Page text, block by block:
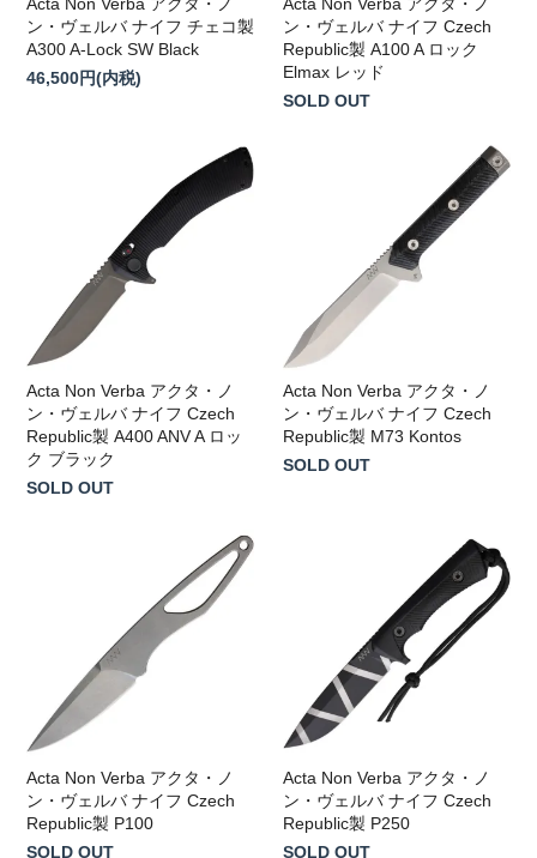
ン・ヴェルバ ナイフ チェコ製
A300 A-Lock SW Black
46,500円(内税)
ン・ヴェルバ ナイフ Czech
Republic製 A100 A ロック
Elmax レッド
SOLD OUT
Acta Non Verba アクタ・ノ
ン・ヴェルバ ナイフ Czech
Republic製 A400 ANV A ロッ
ク ブラック
SOLD OUT
Acta Non Verba アクタ・ノ
ン・ヴェルバ ナイフ Czech
Republic製 M73 Kontos
SOLD OUT
Acta Non Verba アクタ・ノ
ン・ヴェルバ ナイフ Czech
Republic製 P100
SOLD OUT
Acta Non Verba アクタ・ノ
ン・ヴェルバ ナイフ Czech
Republic製 P250
SOLD OUT